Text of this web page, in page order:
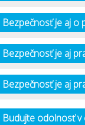
Bezpečnosť je aj o
Bezpečnosť je aj
Bezpečnosť je aj
Budujte odolnosť v